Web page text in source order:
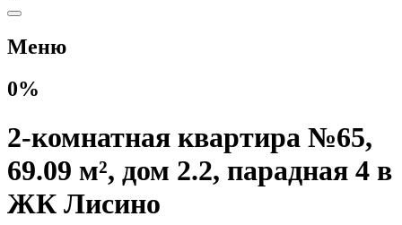
Меню
0%
2-комнатная квартира №65,
69.09 м², дом 2.2, парадная 4 в
ЖК Лисино